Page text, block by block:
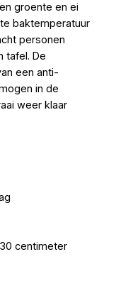
groente en ei
baktemperatuur
personen
tafel. De
een anti-
in de
weer klaar
centimeter